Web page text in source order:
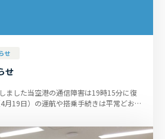
せ
せ
ました当空港の通信障害は19時15分に復
月19日）の運航や搭乗手続きは平常どお